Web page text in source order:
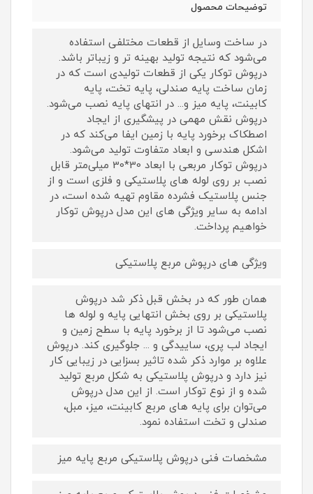
توضیحات محصول
در ساخت وسایل از قطعات مختلفی استفاده
می‌شود که نتیجه تولید بهینه تر و زیباتر باشد.
درپوش توکار یکی از قطعات تولیدی است که در
زمان ساخت پایه صندلی، پایه تخت، پایه
کابینت، پایه میز و... در انتهای پایه نصب می‌شود.
درپوش نقش مهمی در پیشگیری از ایجاد
اصطکاک برخورد پایه با زمین ایفا می‌کند که در
اشکل هندسی و ابعاد متفاوت تولید می‌شود.
درپوش توکار مربعی با ابعاد 30*30 میلی‌متر قابل
نصب بر روی لوله های پلاستیکی و فلزی است و از
جنس پلاستیک فشرده مقاوم تهیه شده است، در
ادامه به سایر ویژگی های این مدل درپوش توکار
خواهیم پرداخت.
ویژگی های درپوش مربع پلاستیکی
همان طور که در بخش قبل ذکر شد درپوش
پلاستیکی بر روی بخش انتهایی پایه و لوله ها
نصب می‌شود تا از برخورد پایه با سطح زمین و
ایجاد لب پری، ساییدگی و ... جلوگیری کند. درپوش
علاوه بر موارد ذکر شده تاثیر بسزایی در زیبایی کار
نیز دارد و درپوش پلاستیکی به شکل مربع تولید
شده و از نوع توکار است. از این مدل درپوش
می‌توان برای پایه های مربع کابینت، میز، مبل،
صندلی و تخت استفاده نمود.
مشخصات فنی درپوش پلاستیکی مربع پایه میز